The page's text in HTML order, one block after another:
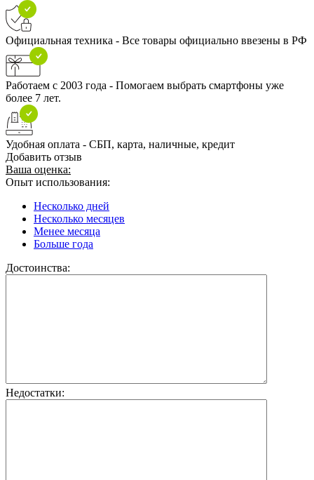
Официальная техника - Все товары официально ввезены в РФ
Работаем с 2003 года - Помогаем выбрать смартфоны уже
более 7 лет.
Удобная оплата - СБП, карта, наличные, кредит
Добавить отзыв
Ваша оценка:
Опыт использования:
Несколько дней
Несколько месяцев
Менее месяца
Больше года
Достоинства:
Недостатки: